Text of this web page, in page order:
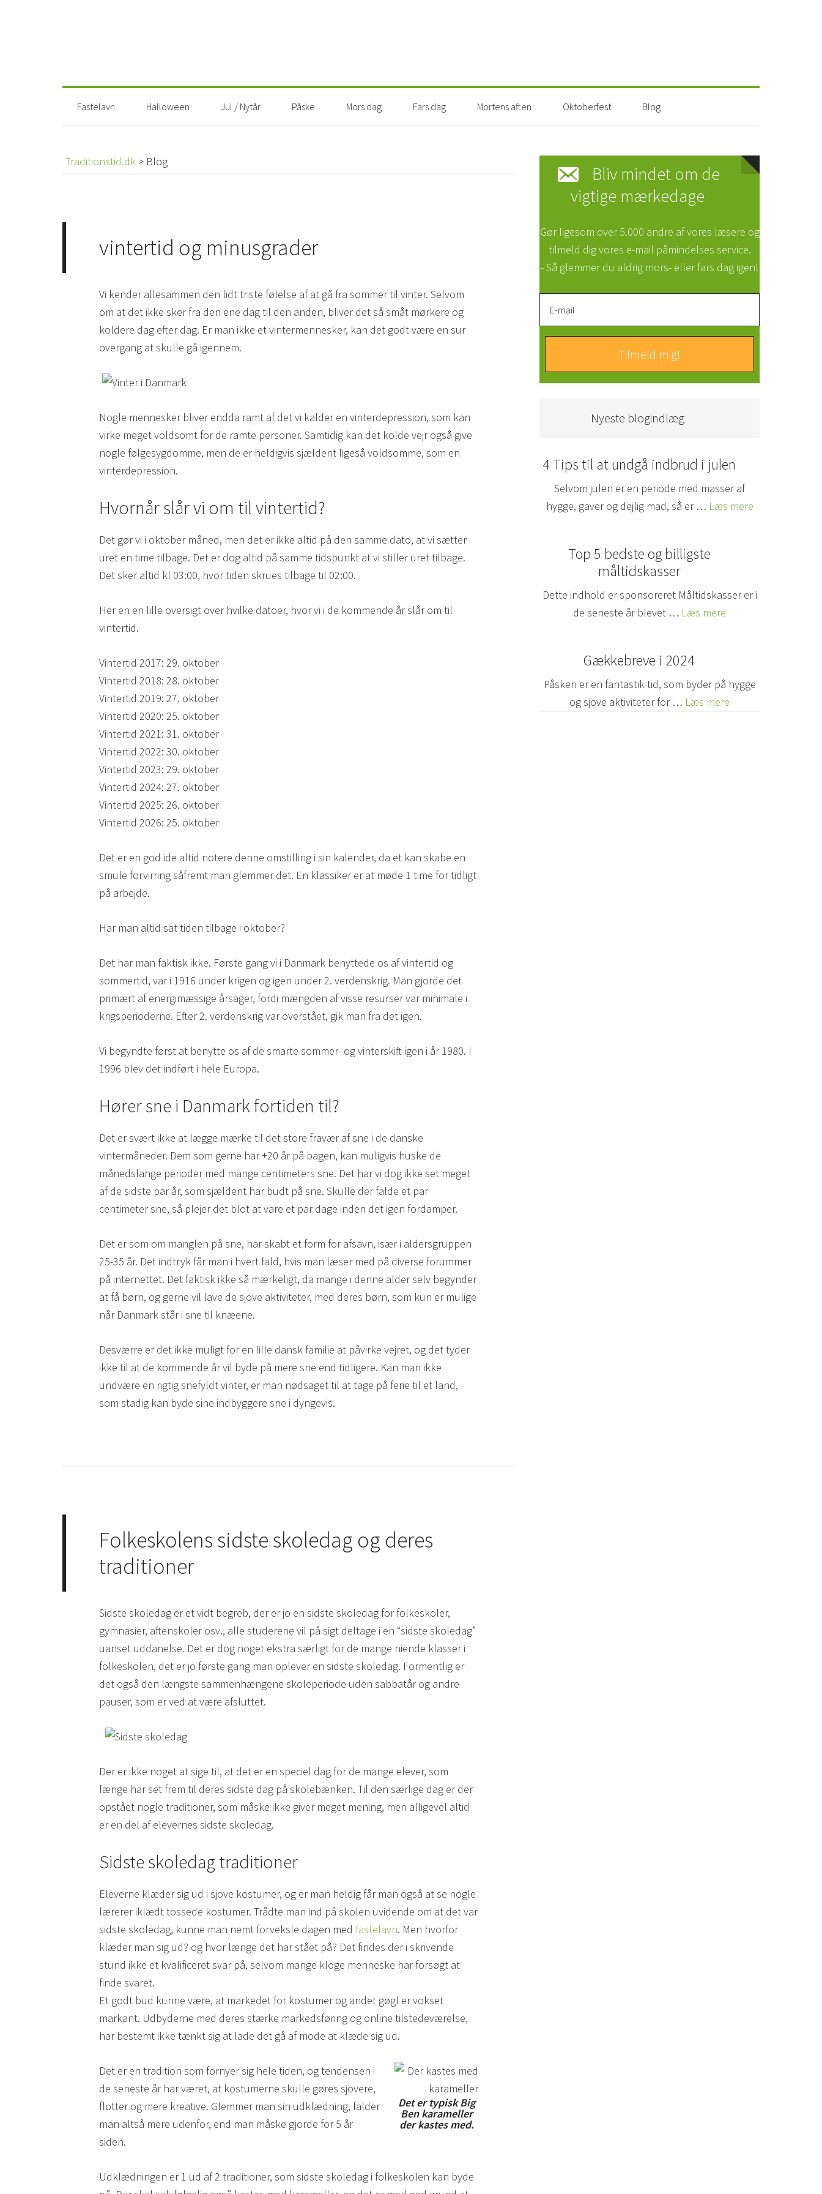
Fastelavn Halloween Jul / Nytår Påske Mors dag Fars dag Mortens aften Oktoberfest Blog
Traditionstid.dk > Blog
vintertid og minusgrader
Vi kender allesammen den lidt triste følelse af at gå fra sommer til vinter. Selvom
om at det ikke sker fra den ene dag til den anden, bliver det så småt mørkere og
koldere dag efter dag. Er man ikke et vintermennesker, kan det godt være en sur
overgang at skulle gå igennem.
Nogle mennesker bliver endda ramt af det vi kalder en vinterdepression, som kan
virke meget voldsomt for de ramte personer. Samtidig kan det kolde vejr også give
nogle følgesygdomme, men de er heldigvis sjældent ligeså voldsomme, som en
vinterdepression.
Hvornår slår vi om til vintertid?
Det gør vi i oktober måned, men det er ikke altid på den samme dato, at vi sætter
uret en time tilbage. Det er dog altid på samme tidspunkt at vi stiller uret tilbage.
Det sker altid kl 03:00, hvor tiden skrues tilbage til 02:00.
Her en en lille oversigt over hvilke datoer, hvor vi i de kommende år slår om til
vintertid.
Vintertid 2017: 29. oktober
Vintertid 2018: 28. oktober
Vintertid 2019: 27. oktober
Vintertid 2020: 25. oktober
Vintertid 2021: 31. oktober
Vintertid 2022: 30. oktober
Vintertid 2023: 29. oktober
Vintertid 2024: 27. oktober
Vintertid 2025: 26. oktober
Vintertid 2026: 25. oktober
Det er en god ide altid notere denne omstilling i sin kalender, da et kan skabe en
smule forvirring såfremt man glemmer det. En klassiker er at møde 1 time for tidligt
på arbejde.
Har man altid sat tiden tilbage i oktober?
Det har man faktisk ikke. Første gang vi i Danmark benyttede os af vintertid og
sommertid, var i 1916 under krigen og igen under 2. verdenskrig. Man gjorde det
primært af energimæssige årsager, fordi mængden af visse resurser var minimale i
krigsperioderne. Efter 2. verdenskrig var overstået, gik man fra det igen.
Vi begyndte først at benytte os af de smarte sommer- og vinterskift igen i år 1980. I
1996 blev det indført i hele Europa.
Hører sne i Danmark fortiden til?
Det er svært ikke at lægge mærke til det store fravær af sne i de danske
vintermåneder. Dem som gerne har +20 år på bagen, kan muligvis huske de
månedslange perioder med mange centimeters sne. Det har vi dog ikke set meget
af de sidste par år, som sjældent har budt på sne. Skulle der falde et par
centimeter sne, så plejer det blot at vare et par dage inden det igen fordamper.
Det er som om manglen på sne, har skabt et form for afsavn, især i aldersgruppen
25-35 år. Det indtryk får man i hvert fald, hvis man læser med på diverse forummer
på internettet. Det faktisk ikke så mærkeligt, da mange i denne alder selv begynder
at få børn, og gerne vil lave de sjove aktiviteter, med deres børn, som kun er mulige
når Danmark står i sne til knæene.
Desværre er det ikke muligt for en lille dansk familie at påvirke vejret, og det tyder
ikke til at de kommende år vil byde på mere sne end tidligere. Kan man ikke
undvære en rigtig snefyldt vinter, er man nødsaget til at tage på ferie til et land,
som stadig kan byde sine indbyggere sne i dyngevis.
Folkeskolens sidste skoledag og deres
traditioner
Sidste skoledag er et vidt begreb, der er jo en sidste skoledag for folkeskoler,
gymnasier, aftenskoler osv., alle studerene vil på sigt deltage i en “sidste skoledag”
uanset uddanelse. Det er dog noget ekstra særligt for de mange niende klasser i
folkeskolen, det er jo første gang man oplever en sidste skoledag. Formentlig er
det også den længste sammenhængene skoleperiode uden sabbatår og andre
pauser, som er ved at være afsluttet.
Der er ikke noget at sige til, at det er en speciel dag for de mange elever, som
længe har set frem til deres sidste dag på skolebænken. Til den særlige dag er der
opstået nogle traditioner, som måske ikke giver meget mening, men alligevel altid
er en del af elevernes sidste skoledag.
Sidste skoledag traditioner
Eleverne klæder sig ud i sjove kostumer, og er man heldig får man også at se nogle
lærerer iklædt tossede kostumer. Trådte man ind på skolen uvidende om at det var
sidste skoledag, kunne man nemt forveksle dagen med fastelavn. Men hvorfor
klæder man sig ud? og hvor længe det har stået på? Det findes der i skrivende
stund ikke et kvalificeret svar på, selvom mange kloge menneske har forsøgt at
finde svaret.
Et godt bud kunne være, at markedet for kostumer og andet gøgl er vokset
markant. Udbyderne med deres stærke markedsføring og online tilstedeværelse,
har bestemt ikke tænkt sig at lade det gå af mode at klæde sig ud.
Det er typisk Big
Ben karameller
der kastes med.
Det er en tradition som fornyer sig hele tiden, og tendensen i
de seneste år har været, at kostumerne skulle gøres sjovere,
flotter og mere kreative. Glemmer man sin udklædning, falder
man altså mere udenfor, end man måske gjorde for 5 år
siden.
Udklædningen er 1 ud af 2 traditioner, som sidste skoledag i folkeskolen kan byde
Bliv mindet om de
vigtige mærkedage
Gør ligesom over 5.000 andre af vores læsere og
tilmeld dig vores e-mail påmindelses service.
- Så glemmer du aldrig mors- eller fars dag igen!
Nyeste blogindlæg
4 Tips til at undgå indbrud i julen
Selvom julen er en periode med masser af
hygge, gaver og dejlig mad, så er … Læs mere
Top 5 bedste og billigste
måltidskasser
Dette indhold er sponsoreret Måltidskasser er i
de seneste år blevet … Læs mere
Gækkebreve i 2024
Påsken er en fantastik tid, som byder på hygge
og sjove aktiviteter for … Læs mere